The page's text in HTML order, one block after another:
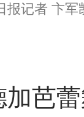
记者 卞
加芭